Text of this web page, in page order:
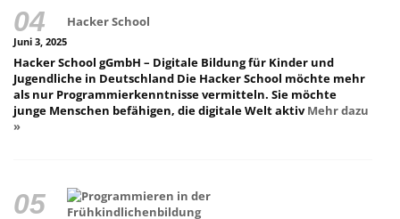
Hacker School
Juni 3, 2025
Hacker School gGmbH – Digitale Bildung für Kinder und
Jugendliche in Deutschland Die Hacker School möchte mehr
als nur Programmierkenntnisse vermitteln. Sie möchte
junge Menschen befähigen, die digitale Welt aktivMehr dazu
»